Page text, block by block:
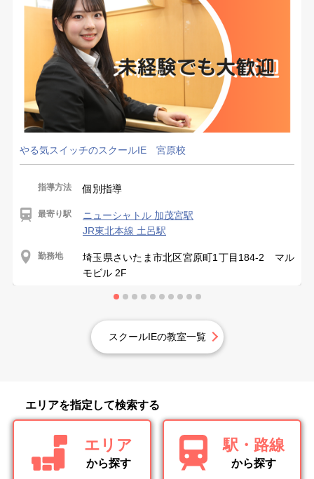
やる気スイッチのスクールIE 宮原校
指導方法 個別指導
最寄り駅
ニューシャトル 加茂宮駅
JR東北本線 土呂駅
勤務地
埼玉県さいたま市北区宮原町1丁目184-2 マル
モビル 2F
スクールIEの教室一覧
エリアを指定して検索する
エリア
から探す
駅・路線
から探す